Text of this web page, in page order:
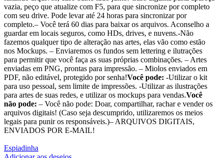
vazia, peço que atualize com F5, para que sincronize por completo
com seu drive. Pode levar até 24 horas para sincronizar por
completo.– Você terá 60 dias para baixar os arquivos. Aconselho a
guardar em locais seguros, como HDs, drives, e nuvens.-Não
fazemos qualquer tipo de alteração nas artes, elas vão como estão
nos Mockups. – Enviaremos os fundos sem lettering e ilutrações
para permitir que você faça as suas próprias combinações. – Artes
enviadas em PNG, prontas para impressão. – Miolos enviados em
PDF, não editável, protegido por senha!Você pode: -Utilizar o kit
para uso pessoal, sem limite de impressões. -Utilizar as ilustrações
para artes de suas redes, e utilizar os mockups para vendas.Você
não pode: – Você não pode: Doar, compartilhar, rachar e vender os
arquivos digitais! (Caso seja descumprido, utilizaremos os meios
legais para punir os responsáveis.)– ARQUIVOS DIGITAIS,
ENVIADOS POR E-MAIL!
Espiadinha